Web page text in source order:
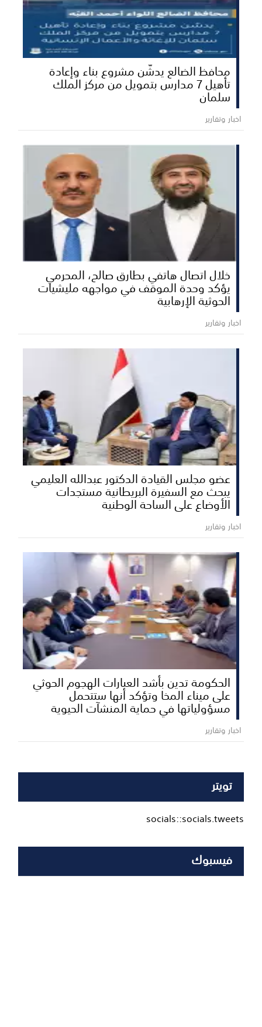
محافظ الضالع يدشّن مشروع بناء وإعادة
تأهيل 7 مدارس بتمويل من مركز الملك
سلمان
اخبار وتقارير
خلال اتصال هاتفي بطارق صالح، المحرمي
يؤكد وحدة الموقف في مواجهه مليشيات
الحوثية الإرهابية
اخبار وتقارير
عضو مجلس القيادة الدكتور عبدالله العليمي
يبحث مع السفيرة البريطانية مستجدات
الأوضاع على الساحة الوطنية
اخبار وتقارير
الحكومة تدين بأشد العبارات الهجوم الحوثي
على ميناء المخا وتؤكد أنها ستتحمل
مسؤولياتها في حماية المنشآت الحيوية
اخبار وتقارير
تويتر
socials::socials.tweets
فيسبوك